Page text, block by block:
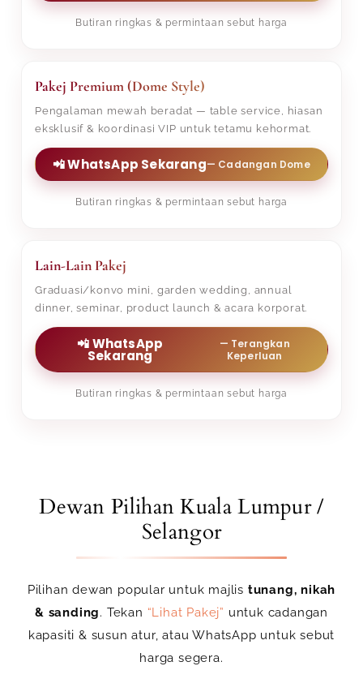
Butiran ringkas & permintaan sebut harga
Pakej Premium (Dome Style)
Pengalaman mewah beradat — table service, hiasan
eksklusif & koordinasi VIP untuk tetamu kehormat.
📲 WhatsApp Sekarang— Cadangan Dome
Butiran ringkas & permintaan sebut harga
Lain-Lain Pakej
Graduasi/konvo mini, garden wedding, annual
dinner, seminar, product launch & acara korporat.
📲 WhatsApp
Sekarang
— Terangkan
Keperluan
Butiran ringkas & permintaan sebut harga
Dewan Pilihan Kuala Lumpur /
Selangor
Pilihan dewan popular untuk majlis tunang, nikah
& sanding. Tekan “Lihat Pakej” untuk cadangan
kapasiti & susun atur, atau WhatsApp untuk sebut
harga segera.